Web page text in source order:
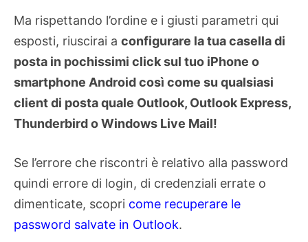
Ma rispettando l’ordine e i giusti parametri qui
esposti, riuscirai a configurare la tua casella di
posta in pochissimi click sul tuo iPhone o
smartphone Android così come su qualsiasi
client di posta quale Outlook, Outlook Express,
Thunderbird o Windows Live Mail!
Se l’errore che riscontri è relativo alla password
quindi errore di login, di credenziali errate o
dimenticate, scopri come recuperare le
password salvate in Outlook.